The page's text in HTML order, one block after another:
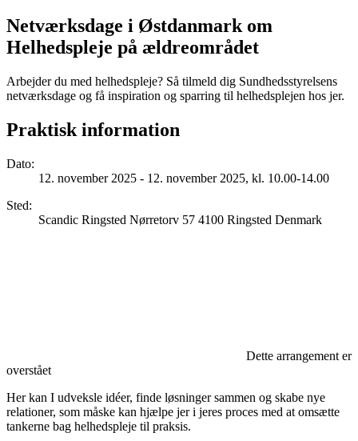
Netværksdage i Østdanmark om
Helhedspleje på ældreområdet
Arbejder du med helhedspleje? Så tilmeld dig Sundhedsstyrelsens
netværksdage og få inspiration og sparring til helhedsplejen hos jer.
Praktisk information
Dato:
12. november 2025 - 12. november 2025, kl. 10.00-14.00
Sted:
Scandic Ringsted Nørretorv 57 4100 Ringsted Denmark
Dette arrangement er
overstået
Her kan I udveksle idéer, finde løsninger sammen og skabe nye
relationer, som måske kan hjælpe jer i jeres proces med at omsætte
tankerne bag helhedspleje til praksis.